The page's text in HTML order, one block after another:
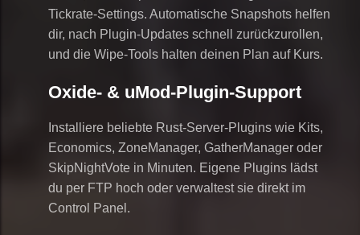
Tickrate-Settings. Automatische Snapshots helfen
dir, nach Plugin-Updates schnell zurückzurollen,
und die Wipe-Tools halten deinen Plan auf Kurs.
Oxide- & uMod-Plugin-Support
Installiere beliebte Rust-Server-Plugins wie Kits,
Economics, ZoneManager, GatherManager oder
SkipNightVote in Minuten. Eigene Plugins lädst
du per FTP hoch oder verwaltest sie direkt im
Control Panel.